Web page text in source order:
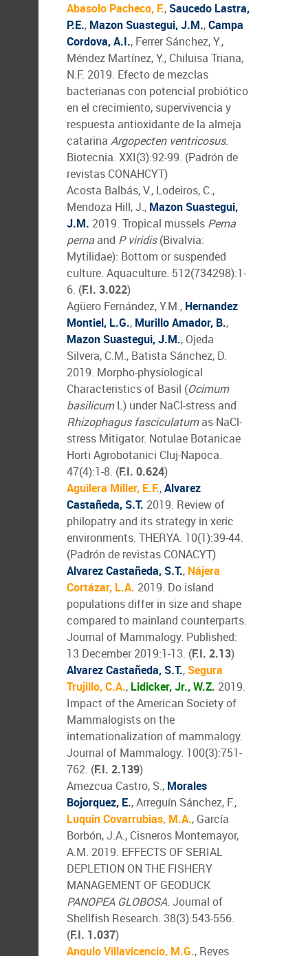
Abasolo Pacheco, F., Saucedo Lastra,
P.E., Mazon Suastegui, J.M.,Campa
Cordova, A.I., Ferrer Sánchez, Y.,
Méndez Martínez, Y., Chiluisa Triana,
N.F. 2019. Efecto de mezclas
bacterianas con potencial probiótico
en el crecimiento, supervivencia y
respuesta antioxidante de la almeja
catarina Argopecten ventricosus.
Biotecnia. XXI(3):92-99. (Padrón de
revistas CONAHCYT)
Acosta Balbás, V., Lodeiros, C.,
Mendoza Hill, J., Mazon Suastegui,
J.M. 2019. Tropical mussels Perna
pernaand P viridis(Bivalvia:
Mytilidae): Bottom or suspended
culture. Aquaculture. 512(734298):1-
6. (F.I. 3.022)
Agüero Fernández, Y.M., Hernandez
Montiel, L.G., Murillo Amador, B.,
Mazon Suastegui, J.M., Ojeda
Silvera, C.M., Batista Sánchez, D.
2019. Morpho-physiological
Characteristics of Basil (Ocimum
basilicumL) under NaCl-stress and
Rhizophagus fasciculatumas NaCl-
stress Mitigator. Notulae Botanicae
Horti Agrobotanici Cluj-Napoca.
47(4):1-8. (F.I. 0.624)
Aguilera Miller, E.F.,Alvarez
Castañeda, S.T. 2019. Review of
philopatry and its strategy in xeric
environments. THERYA. 10(1):39-44.
(Padrón de revistas CONACYT)
Alvarez Castañeda, S.T., Nájera
Cortázar, L.A. 2019. Do island
populations differ in size and shape
compared to mainland counterparts.
Journal of Mammalogy. Published:
13 December 2019:1-13. (F.I. 2.13)
Alvarez Castañeda, S.T., Segura
Trujillo, C.A., Lidicker, Jr., W.Z. 2019.
Impact of the American Society of
Mammalogists on the
internationalization of mammalogy.
Journal of Mammalogy. 100(3):751-
762. (F.I. 2.139)
Amezcua Castro, S., Morales
Bojorquez, E., Arreguín Sánchez, F.,
Luquin Covarrubias, M.A., García
Borbón, J.A., Cisneros Montemayor,
A.M. 2019. EFFECTS OF SERIAL
DEPLETION ON THE FISHERY
MANAGEMENT OF GEODUCK
PANOPEA GLOBOSA. Journal of
Shellfish Research. 38(3):543-556.
(F.I. 1.037)
Angulo Villavicencio, M.G., Reyes